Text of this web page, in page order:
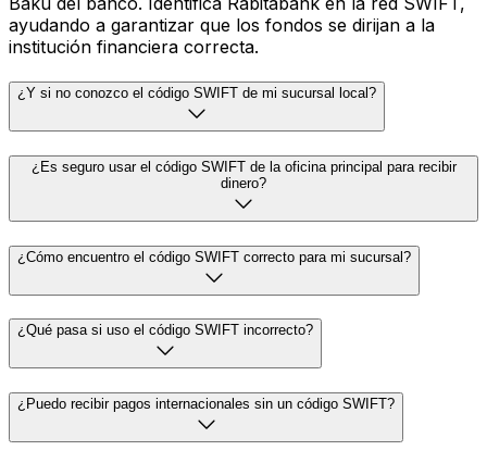
ayudando a garantizar que los fondos se dirijan a la
institución financiera correcta.
¿Y si no conozco el código SWIFT de mi sucursal local?
¿Es seguro usar el código SWIFT de la oficina principal para recibir
dinero?
¿Cómo encuentro el código SWIFT correcto para mi sucursal?
¿Qué pasa si uso el código SWIFT incorrecto?
¿Puedo recibir pagos internacionales sin un código SWIFT?